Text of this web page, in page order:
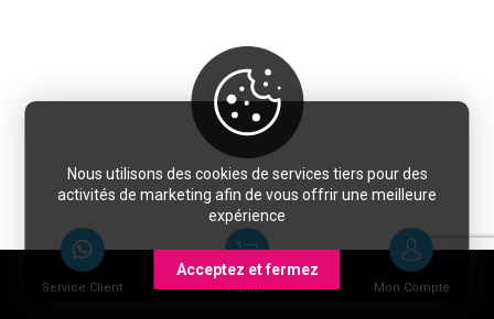
Service Client Panier Mon Compte
Nous utilisons des cookies de services tiers pour des
activités de marketing afin de vous offrir une meilleure
expérience
Acceptez et fermez